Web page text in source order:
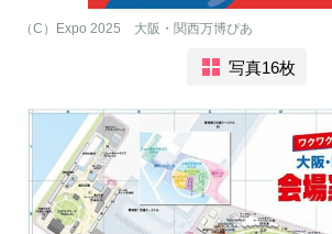
（C）Expo 2025 大阪・関西万博ぴあ
写真16枚